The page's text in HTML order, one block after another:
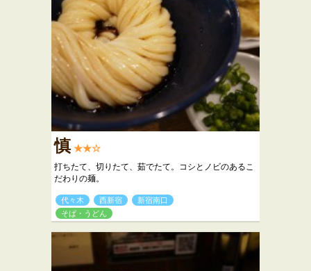
慎 ★★☆
打ちたて、切りたて、茹でたて。コシとノビのあるこ
だわりの麺。
代々木 西新宿
新宿南口
そば・うどん